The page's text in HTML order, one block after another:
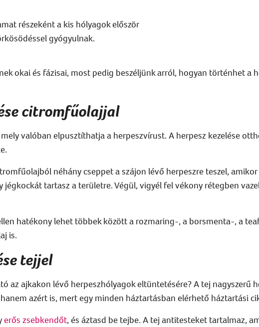
részekénta kis hólyagokelőször
gyógyulnak.
okai és fázisai, most pedig beszéljünk arról, hogyan történhet a
citromfűolajjal
valóban elpusztíthatja a herpeszvírust. A herpesz kezelése
néhány cseppeta szájon lévő herpeszreteszel, amikor
jégkockát tartasz a területre. Végül, vigyél fel vékony rétegben
hatékony lehet többek között a rozmaring-, a borsmenta-, a
is.
tejjel
az ajkakon lévő herpeszhólyagok eltüntetésére? A tej nagyszerű
azért is, mertegy minden háztartásban elérhető háztartási
erős zsebkendőt, és áztasd be tejbe. A tej antitesteket tartalmaz,